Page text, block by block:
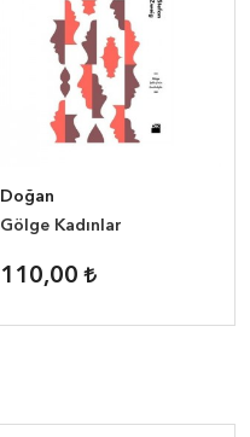
Doğan
Gölge Kadınlar
110,00